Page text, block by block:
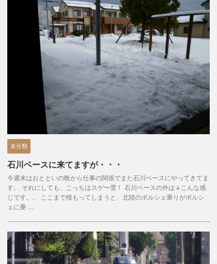
未分類
石川ベースに来てますが・・・
今週末はおとといの晩から仕事の関係でまた石川ベースにやってきてま
す。 それにしても、こっちはスゲ〜雪！ 石川ベースの外は↓こんな感
じです。。 ここまで積もってしまうと、北陸のポルシェ乗りがポルシ
ェに乗 ...